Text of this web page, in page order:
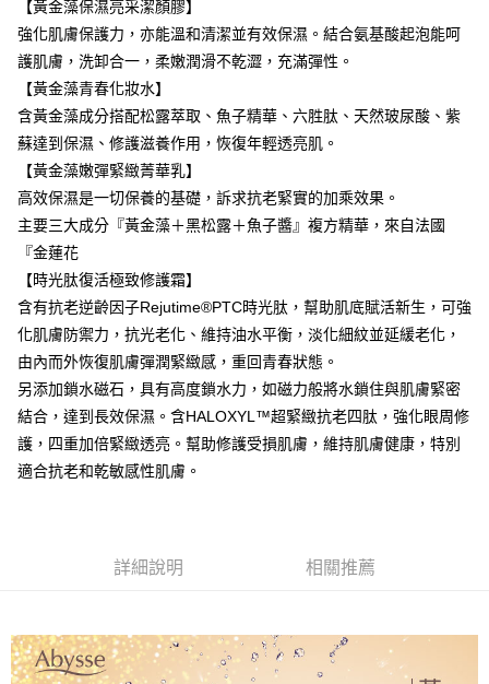
台灣樂天信用卡公司
全盈+PAY
運送方式
全家取貨付款
每筆NT$80，滿NT$2,000(含以上)免運費
付款後全家取貨
每筆NT$80，滿NT$2,000(含以上)免運費
7-11取貨付款
每筆NT$80，滿NT$2,000(含以上)免運費
付款後7-11取貨
新竹貨運
每筆NT$80，滿NT$2,000(含以上)免運費
【黃金藻保濕亮采潔顏膠】
強化肌膚保護力，亦能溫和清潔並有效保濕。結合氨基酸起泡能呵
護肌膚，洗卸合一，柔嫩潤滑不乾澀，充滿彈性。
【黃金藻青春化妝水】
含黃金藻成分搭配松露萃取、魚子精華、六胜肽、天然玻尿酸、紫
蘇達到保濕、修護滋養作用，恢復年輕透亮肌。
【黃金藻嫩彈緊緻菁華乳】
高效保濕是一切保養的基礎，訴求抗老緊實的加乘效果。
主要三大成分『黃金藻＋黑松露＋魚子醬』複方精華，來自法國
『金蓮花
【時光肽復活極致修護霜】
含有抗老逆齡因子Rejutime®PTC時光肽，幫助肌底賦活新生，可強
化肌膚防禦力，抗光老化、維持油水平衡，淡化細紋並延緩老化，
由內而外恢復肌膚彈潤緊緻感，重回青春狀態。
另添加鎖水磁石，具有高度鎖水力，如磁力般將水鎖住與肌膚緊密
結合，達到長效保濕。含HALOXYL™超緊緻抗老四肽，強化眼周修
護，四重加倍緊緻透亮。幫助修護受損肌膚，維持肌膚健康，特別
適合抗老和乾敏感性肌膚。
詳細說明 相關推薦